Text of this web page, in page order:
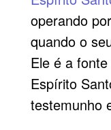
operando
quando o
Ele é a
Espírito
testemunho